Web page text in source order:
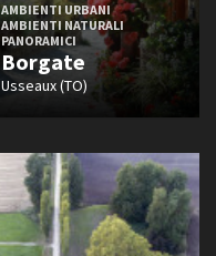
AMBIENTI URBANI
AMBIENTI NATURALI
PANORAMICI
Borgate
Usseaux (TO)